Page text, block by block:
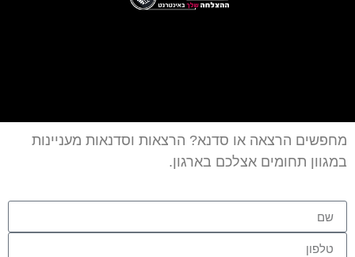
מחפשים הרצאה או סדנא? הרצאות וסדנאות מעניינות
במגוון תחומים אצלכם בארגון.